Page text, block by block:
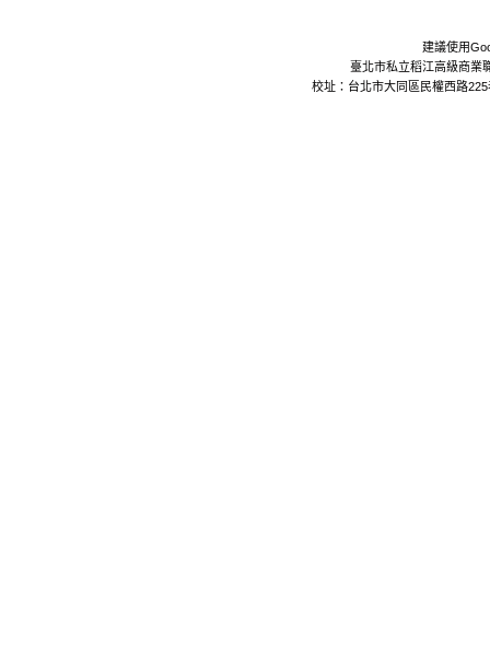
建議使用
臺北市私立稻江高級商業
校址：台北市大同區民權西路